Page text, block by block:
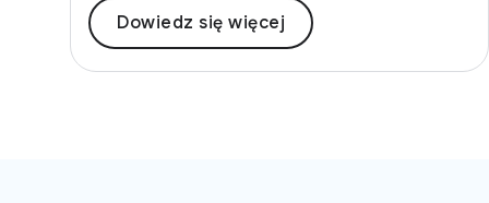
Dowiedz się więcej